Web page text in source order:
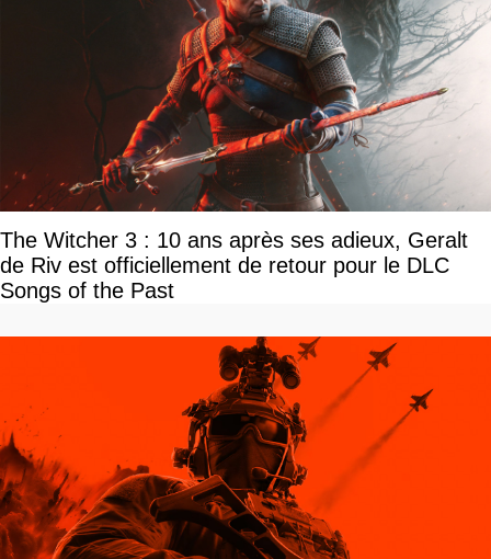
The Witcher 3 : 10 ans après ses adieux, Geralt
de Riv est officiellement de retour pour le DLC
Songs of the Past